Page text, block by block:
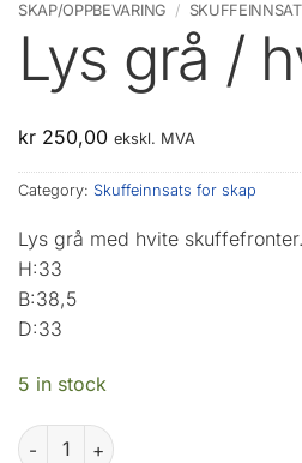
SKAP/OPPBEVARING /
Lys grå /
kr 250,00 ekskl. MVA
Category: Skuffeinnsats for skap
Lys grå med hvite skuffefronter.
H:33
B:38,5
D:33
5 in stock
Lys grå / hvit quantity